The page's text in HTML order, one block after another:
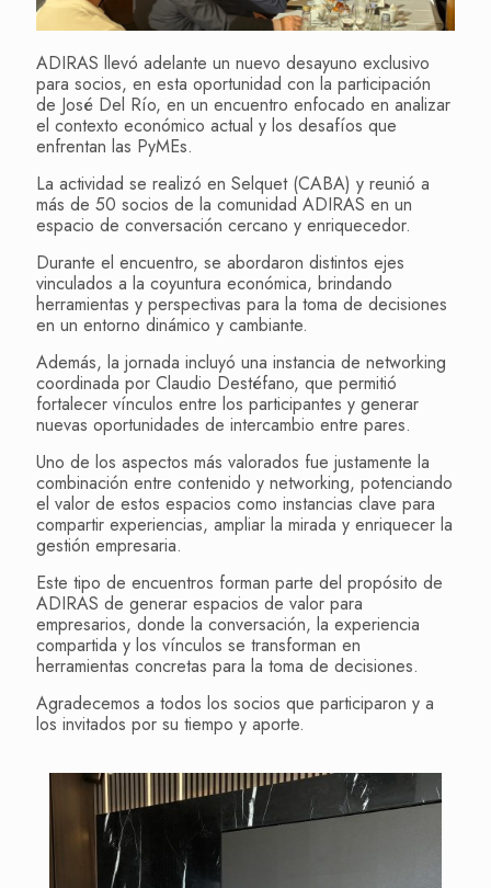
ADIRAS llevó adelante un nuevo desayuno exclusivo
para socios, en esta oportunidad con la participación
de José Del Río, en un encuentro enfocado en analizar
el contexto económico actual y los desafíos que
enfrentan las PyMEs.
La actividad se realizó en Selquet (CABA) y reunió a
más de 50 socios de la comunidad ADIRAS en un
espacio de conversación cercano y enriquecedor.
Durante el encuentro, se abordaron distintos ejes
vinculados a la coyuntura económica, brindando
herramientas y perspectivas para la toma de decisiones
en un entorno dinámico y cambiante.
Además, la jornada incluyó una instancia de networking
coordinada por Claudio Destéfano, que permitió
fortalecer vínculos entre los participantes y generar
nuevas oportunidades de intercambio entre pares.
Uno de los aspectos más valorados fue justamente la
combinación entre contenido y networking, potenciando
el valor de estos espacios como instancias clave para
compartir experiencias, ampliar la mirada y enriquecer la
gestión empresaria.
Este tipo de encuentros forman parte del propósito de
ADIRAS de generar espacios de valor para
empresarios, donde la conversación, la experiencia
compartida y los vínculos se transforman en
herramientas concretas para la toma de decisiones.
Agradecemos a todos los socios que participaron y a
los invitados por su tiempo y aporte.